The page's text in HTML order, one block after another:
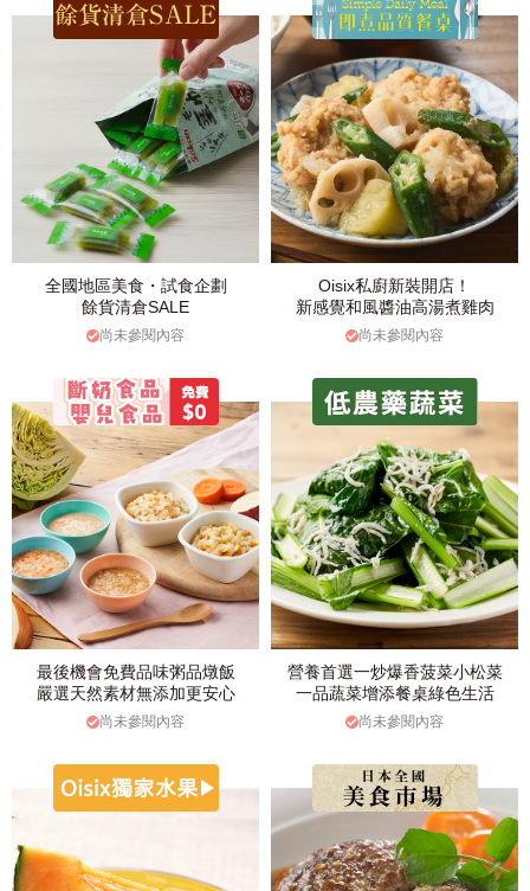
全國地區美食・試食企劃
餘貨清倉SALE
尚未參閱內容
Oisix私廚新裝開店！
新感覺和風醬油高湯煮雞肉
尚未參閱內容
最後機會免費品味粥品燉飯
嚴選天然素材無添加更安心
尚未參閱內容
營養首選一炒爆香菠菜小松菜
一品蔬菜增添餐桌綠色生活
尚未參閱內容